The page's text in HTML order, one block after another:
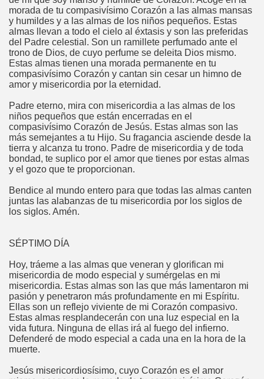
morada de tu compasivísimo Corazón a las almas mansas
y humildes y a las almas de los niños pequeños. Estas
almas llevan a todo el cielo al éxtasis y son las preferidas
del Padre celestial. Son un ramillete perfumado ante el
trono de Dios, de cuyo perfume se deleita Dios mismo.
Estas almas tienen una morada permanente en tu
compasivísimo Corazón y cantan sin cesar un himno de
amor y misericordia por la eternidad.
Padre eterno, mira con misericordia a las almas de los
niños pequeños que están encerradas en el
compasivísimo Corazón de Jesús. Estas almas son las
más semejantes a tu Hijo. Su fragancia asciende desde la
tierra y alcanza tu trono. Padre de misericordia y de toda
bondad, te suplico por el amor que tienes por estas almas
y el gozo que te proporcionan.
Bendice al mundo entero para que todas las almas canten
juntas las alabanzas de tu misericordia por los siglos de
los siglos. Amén.
SÉPTIMO DÍA
Hoy, tráeme a las almas que veneran y glorifican mi
misericordia de modo especial y sumérgelas en mi
misericordia. Estas almas son las que más lamentaron mi
pasión y penetraron más profundamente en mi Espíritu.
Ellas son un reflejo viviente de mi Corazón compasivo.
Estas almas resplandecerán con una luz especial en la
vida futura. Ninguna de ellas irá al fuego del infierno.
Defenderé de modo especial a cada una en la hora de la
muerte.
Jesús misericordiosísimo, cuyo Corazón es el amor